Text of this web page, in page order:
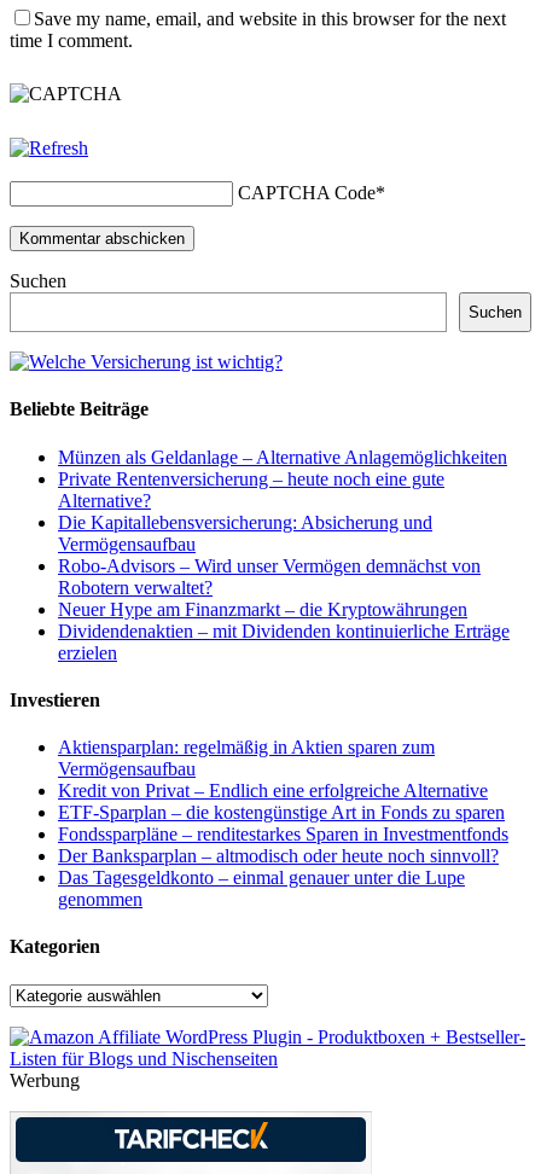
Save my name, email, and website in this browser for the next
time I comment.
CAPTCHA Code*
Suchen
Suchen
Beliebte Beiträge
Münzen als Geldanlage – Alternative Anlagemöglichkeiten
Private Rentenversicherung – heute noch eine gute
Alternative?
Die Kapitallebensversicherung: Absicherung und
Vermögensaufbau
Robo-Advisors – Wird unser Vermögen demnächst von
Robotern verwaltet?
Neuer Hype am Finanzmarkt – die Kryptowährungen
Dividendenaktien – mit Dividenden kontinuierliche Erträge
erzielen
Investieren
Aktiensparplan: regelmäßig in Aktien sparen zum
Vermögensaufbau
Kredit von Privat – Endlich eine erfolgreiche Alternative
ETF-Sparplan – die kostengünstige Art in Fonds zu sparen
Fondssparpläne – renditestarkes Sparen in Investmentfonds
Der Banksparplan – altmodisch oder heute noch sinnvoll?
Das Tagesgeldkonto – einmal genauer unter die Lupe
genommen
Kategorien
Kategorien
Werbung